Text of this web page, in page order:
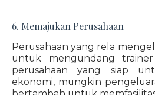
6. Memajukan Perusahaan
Perusahaan yang rela
untuk mengundang
perusahaan yang siap
ekonomi, mungkin